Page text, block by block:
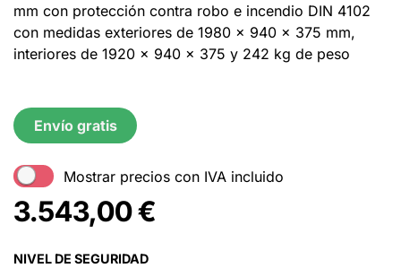
mm con protección contra robo e incendio DIN 4102
con medidas exteriores de 1980 x 940 x 375 mm,
interiores de 1920 x 940 x 375 y 242 kg de peso
Envío gratis
Mostrar precios con IVA incluido
3.543,00€
NIVEL DE SEGURIDAD